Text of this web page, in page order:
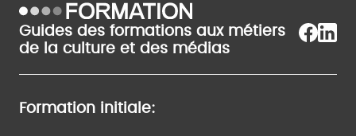
Guides des formations aux métiers
de la culture et des médias
Formation initiale: